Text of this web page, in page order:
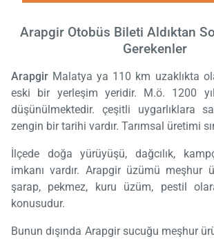
Arapgir Otobüs Bileti Aldıktan
Gerekenler
Arapgir Malatya ya 110 km uzaklıkta
eski bir yerleşim yeridir. M.ö. 1200
düşünülmektedir. çeşitli uygarlıklara
zengin bir tarihi vardır. Tarımsal üretimi
İlçede doğa yürüyüşü, dağcılık,
imkanı vardır. Arapgir üzümü meşhur
şarap, pekmez, kuru üzüm, pestil
konusudur.
Bunun dışında Arapgir sucuğu meşhur